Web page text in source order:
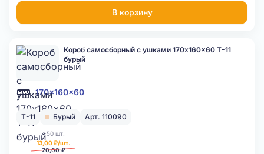
В корзину
170x160x60
Короб самосборный с ушками 170x160x60 Т-11
бурый
Т-11 Бурый Арт. 110090
>50 шт.
13,00 ₽/шт.
20,00 ₽